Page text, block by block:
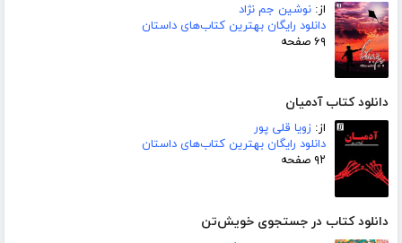
از: نوشین جم نژاد
دانلود رایگان بهترین کتاب‌های داستان
۶۹ صفحه
دانلود کتاب آدمیان
از: زویا قلی پور
دانلود رایگان بهترین کتاب‌های داستان
۹۲ صفحه
دانلود کتاب در جستجوی خویش‌تن